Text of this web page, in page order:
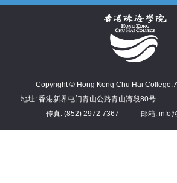
Copyright © Hong Kong Chu Hai College.
地址: 香港新界屯门青山公路青山湾段80号
传真: (852) 2972 7367
邮箱: